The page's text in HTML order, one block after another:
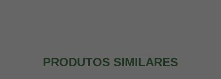
PRODUTOS SIMILARES